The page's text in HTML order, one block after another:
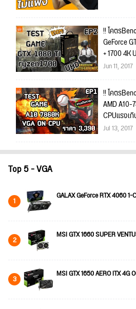
!! โคตร
GeForce
+ 1700 4K
Jun 11, 2017
!! โคตร
AMD A10-
CPUแรงเ
Jul 13, 2017
Top 5 - VGA
1 GALAX GeForce RTX 4060
2 MSI GTX 1660 SUPER
3 MSI GTX 1650 AERO ITX 4G